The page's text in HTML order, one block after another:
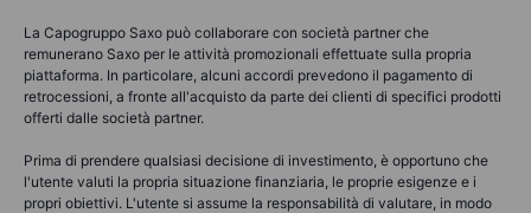
La Capogruppo Saxo può collaborare con società partner che
remunerano Saxo per le attività promozionali effettuate sulla propria
piattaforma. In particolare, alcuni accordi prevedono il pagamento di
retrocessioni, a fronte all'acquisto da parte dei clienti di specifici prodotti
offerti dalle società partner.
Prima di prendere qualsiasi decisione di investimento, è opportuno che
l'utente valuti la propria situazione finanziaria, le proprie esigenze e i
propri obiettivi. L'utente si assume la responsabilità di valutare, in modo